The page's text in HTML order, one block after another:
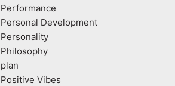
Performance
Personal Development
Personality
Philosophy
plan
Positive Vibes